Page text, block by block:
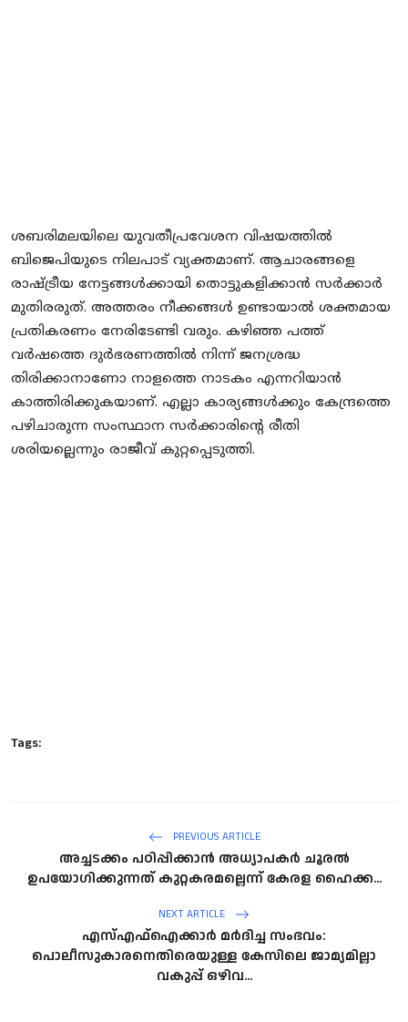
ശബരിമലയിലെ യുവതീപ്രവേശന വിഷയത്തിൽ
ബിജെപിയുടെ നിലപാട് വ്യക്തമാണ്. ആചാരങ്ങളെ
രാഷ്ട്രീയ നേട്ടങ്ങൾക്കായി തൊട്ടുകളിക്കാൻ സർക്കാർ
മുതിരരുത്. അത്തരം നീക്കങ്ങൾ ഉണ്ടായാൽ ശക്തമായ
പ്രതികരണം നേരിടേണ്ടി വരും. കഴിഞ്ഞ പത്ത്
വർഷത്തെ ദുർഭരണത്തിൽ നിന്ന് ജനശ്രദ്ധ
തിരിക്കാനാണോ നാളത്തെ നാടകം എന്നറിയാൻ
കാത്തിരിക്കുകയാണ്. എല്ലാ കാര്യങ്ങൾക്കും കേന്ദ്രത്തെ
പഴിചാരുന്ന സംസ്ഥാന സർക്കാരിന്റെ രീതി
ശരിയല്ലെന്നും രാജീവ് കുറ്റപ്പെടുത്തി.
Tags:
PREVIOUS ARTICLE
അച്ചടക്കം പഠിപ്പിക്കാൻ അധ്യാപകർ ചൂരൽ
ഉപയോഗിക്കുന്നത് കുറ്റകരമല്ലെന്ന് കേരള ഹൈക്ക...
NEXT ARTICLE
എസ്എഫ്ഐക്കാർ മർദിച്ച സംഭവം:
പൊലീസുകാരനെതിരെയുള്ള കേസിലെ ജാമ്യമില്ലാ
വകുപ്പ് ഒഴിവ...